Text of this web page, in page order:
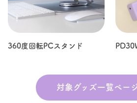
360度回転PCスタンド
対象グッズ一覧ペー